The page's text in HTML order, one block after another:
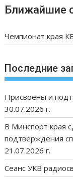
Ближайшие
Чемпионат края
Последние
Присвоены и
30.07.2026 г.
В Минспорт края
подтверждения
21.07.2026 г.
Сеанс УКВ